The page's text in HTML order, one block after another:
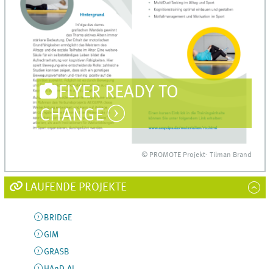
FLYER READY TO
CHANGE
© PROMOTE Projekt- Tilman Brand
LAUFENDE PROJEKTE
BRIDGE
GIM
GRASB